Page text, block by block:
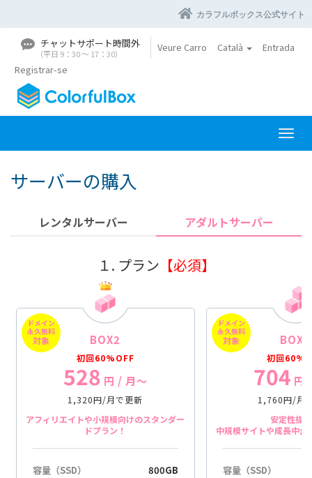
カラフルボックス公式サイト
チャットサポート時間外
（平日 9：30 〜 17：30）
Veure Carro Català
Entrada
Registrar-se
C
a
a
e
g
a
c
i
ó
サーバーの購入
レンタルサーバー アダルトサーバー
１. プラン 【必須】
ドメイン
永久無料
対象 BOX2
初回60%OFF
528 円 / 月〜
1,320円/月で更新
アフィリエイトや小規模向けのスタンダー
ドプラン！
容量（SSD）
800GB
ドメイン
永久無料
対象 BOX3
初回
704 円
1,760円/月
安定性抜
中規模サイトや成長中企
容量（SSD）